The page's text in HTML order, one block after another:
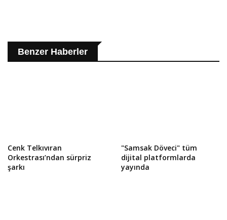
Benzer Haberler
Cenk Telkıvıran
Orkestrası’ndan sürpriz
şarkı
"Samsak Döveci" tüm
dijital platformlarda
yayında